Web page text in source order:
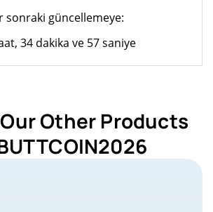
sonraki güncellemeye:
34 dakika ve 57 saniye
Other Products